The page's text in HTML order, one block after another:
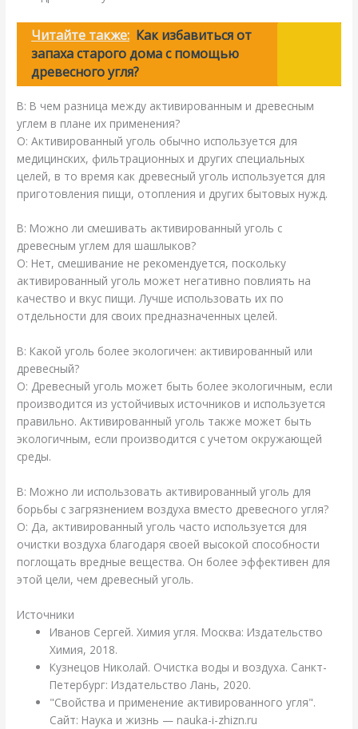
Читайте также: Как избавиться от
запаха старого дома с помощью
древесного угля?
В: В чем разница между активированным и древесным
углем в плане их применения?
О: Активированный уголь обычно используется для
медицинских, фильтрационных и других специальных
целей, в то время как древесный уголь используется для
приготовления пищи, отопления и других бытовых нужд.
В: Можно ли смешивать активированный уголь с
древесным углем для шашлыков?
О: Нет, смешивание не рекомендуется, поскольку
активированный уголь может негативно повлиять на
качество и вкус пищи. Лучше использовать их по
отдельности для своих предназначенных целей.
В: Какой уголь более экологичен: активированный или
древесный?
О: Древесный уголь может быть более экологичным, если
производится из устойчивых источников и используется
правильно. Активированный уголь также может быть
экологичным, если производится с учетом окружающей
среды.
В: Можно ли использовать активированный уголь для
борьбы с загрязнением воздуха вместо древесного угля?
О: Да, активированный уголь часто используется для
очистки воздуха благодаря своей высокой способности
поглощать вредные вещества. Он более эффективен для
этой цели, чем древесный уголь.
Источники
Иванов Сергей. Химия угля. Москва: Издательство
Химия, 2018.
Кузнецов Николай. Очистка воды и воздуха. Санкт-
Петербург: Издательство Лань, 2020.
"Свойства и применение активированного угля".
Сайт: Наука и жизнь — nauka-i-zhizn.ru